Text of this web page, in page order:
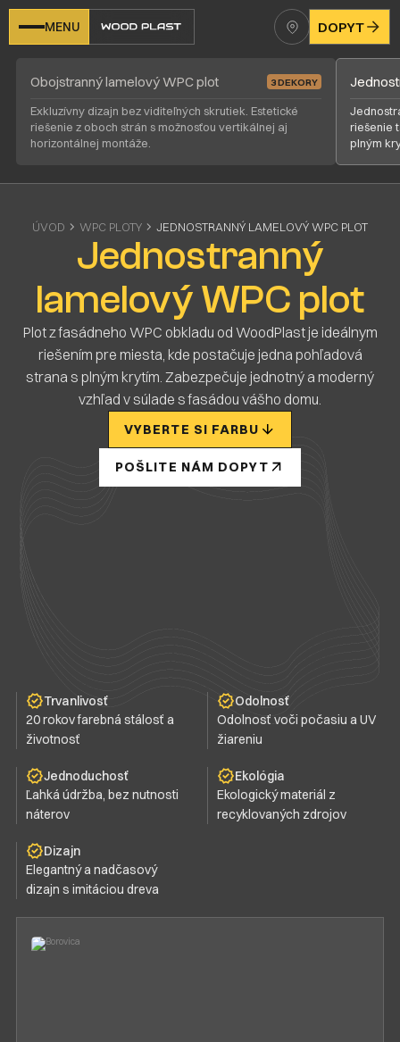
MENU DOPYT
Obojstranný lamelový WPC plot 3 DEKORY
Exkluzívny dizajn bez viditeľných skrutiek. Estetické
riešenie z oboch strán s možnosťou vertikálnej aj
horizontálnej montáže.
riešenie
plným
ÚVOD WPC PLOTY JEDNOSTRANNÝ LAMELOVÝ WPC PLOT
Jednostranný
lamelový WPC plot
Plot z fasádneho WPC obkladu od WoodPlast je ideálnym
riešením pre miesta, kde postačuje jedna pohľadová
strana s plným krytím. Zabezpečuje jednotný a moderný
vzhľad v súlade s fasádou vášho domu.
VYBERTE SI FARBU
POŠLITE NÁM DOPYT
Trvanlivosť
20 rokov farebná stálosť a
životnosť
Odolnosť
Odolnosť voči počasiu a UV
žiareniu
Jednoduchosť
Ľahká údržba, bez nutnosti
náterov
Ekológia
Ekologický materiál z
recyklovaných zdrojov
Dizajn
Elegantný a nadčasový
dizajn s imitáciou dreva